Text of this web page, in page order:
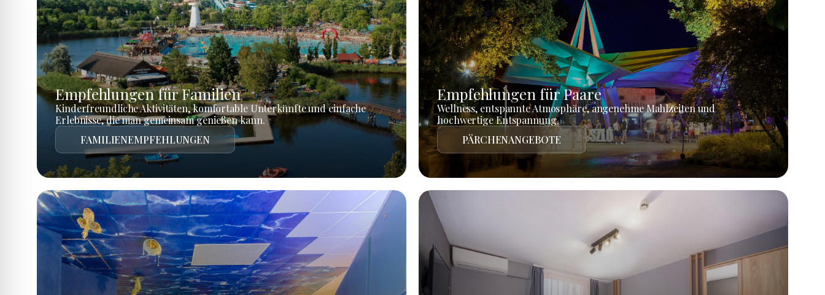
Empfehlungen für Familien
Kinderfreundliche Aktivitäten, komfortable Unterkünfte und einfache
Erlebnisse, die man gemeinsam genießen kann.
FAMILIENEMPFEHLUNGEN
Empfehlungen für Paare
Wellness, entspannte Atmosphäre, angenehme Mahlzeiten und
hochwertige Entspannung.
PÄRCHENANGEBOTE